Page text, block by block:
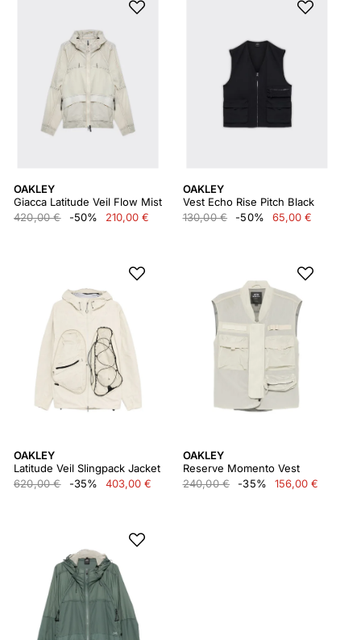
OAKLEY
Giacca Latitude Veil Flow Mist
420,00 €
-50% 210,00 €
OAKLEY
Vest Echo Rise Pitch Black
130,00 €
-50% 65,00 €
OAKLEY
Latitude Veil Slingpack Jacket
620,00 €
-35% 403,00 €
OAKLEY
Reserve Momento Vest
240,00 €
-35% 156,00 €